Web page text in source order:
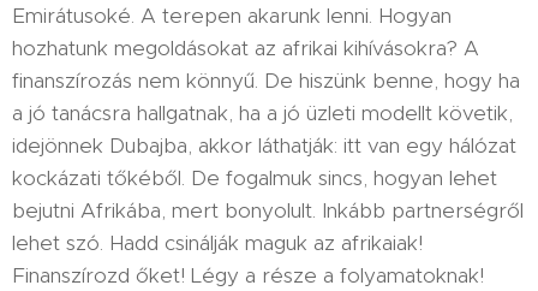
Emirátusoké. A terepen akarunk lenni. Hogyan
hozhatunk megoldásokat az afrikai kihívásokra? A
finanszírozás nem könnyű. De hiszünk benne, hogy ha
a jó tanácsra hallgatnak, ha a jó üzleti modellt követik,
idejönnek Dubajba, akkor láthatják: itt van egy hálózat
kockázati tőkéből. De fogalmuk sincs, hogyan lehet
bejutni Afrikába, mert bonyolult. Inkább partnerségről
lehet szó. Hadd csinálják maguk az afrikaiak!
Finanszírozd őket! Légy a része a folyamatoknak!